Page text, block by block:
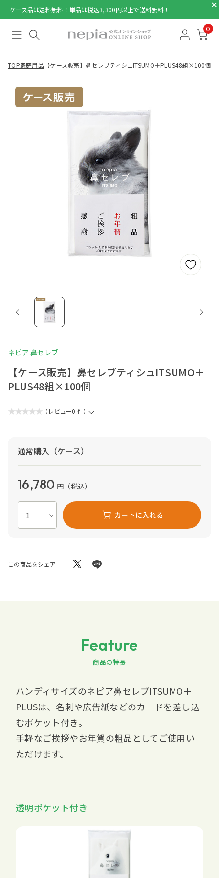
ケース品は送料無料！単品は税込3,300円以上で送料無料！
0
TOP家庭用品【ケース販売】鼻セレブティシュITSUMO＋PLUS48組×100個
ネピア 鼻セレブ
【ケース販売】鼻セレブティシュITSUMO＋
PLUS48組×100個
★★★★★ （レビュー0 件）
通常購入（ケース）
16,780 円 （税込）
カートに入れる
この商品をシェア
Feature
商品の特長
ハンディサイズのネピア鼻セレブITSUMO＋
PLUSは、名刺や広告紙などのカードを差し込
むポケット付き。
手軽なご挨拶やお年賀の粗品としてご使用い
ただけます。
透明ポケット付き